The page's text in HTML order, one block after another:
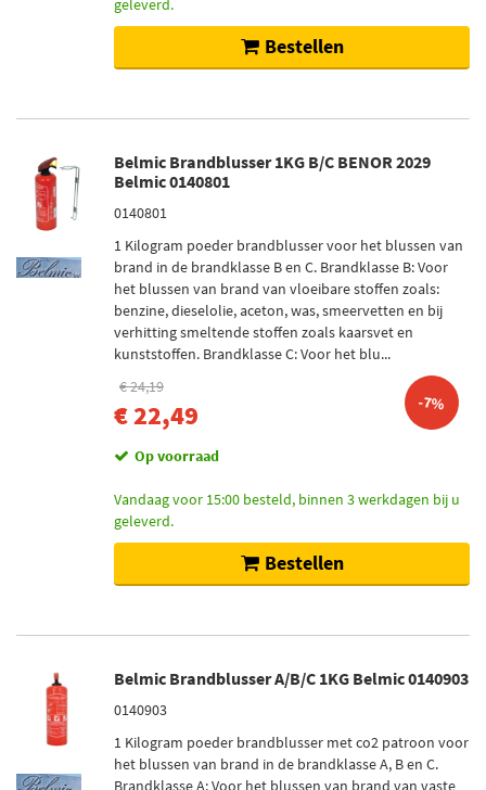
geleverd.
Bestellen
Belmic Brandblusser 1KG B/C BENOR 2029
Belmic 0140801
0140801
1 Kilogram poeder brandblusser voor het blussen van
brand in de brandklasse B en C. Brandklasse B: Voor
het blussen van brand van vloeibare stoffen zoals:
benzine, dieselolie, aceton, was, smeervetten en bij
verhitting smeltende stoffen zoals kaarsvet en
kunststoffen. Brandklasse C: Voor het blu...
€ 24,19
€ 22,49 -7%
Op voorraad
Vandaag voor 15:00 besteld, binnen 3 werkdagen bij u
geleverd.
Bestellen
Belmic Brandblusser A/B/C 1KG Belmic 0140903
0140903
1 Kilogram poeder brandblusser met co2 patroon voor
het blussen van brand in de brandklasse A, B en C.
Brandklasse A: Voor het blussen van brand van vaste